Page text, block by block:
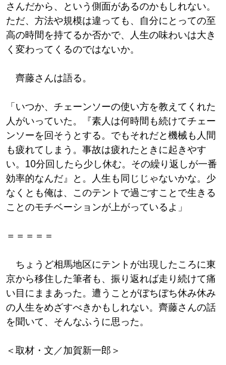
さんだから、という側面があるのかもしれない。
ただ、方法や規模は違っても、自分にとっての至
高の時間を持てるか否かで、人生の味わいは大き
く変わってくるのではないか。
齊藤さんは語る。
「いつか、チェーンソーの使い方を教えてくれた
人がいっていた。『素人は何時間も続けてチェー
ンソーを回そうとする。でもそれだと機械も人間
も疲れてしまう。事故は疲れたときに起きやす
い。10分回したら少し休む。その繰り返しが一番
効率的なんだ』と。人生も同じじゃないかな。少
なくとも俺は、このテントで過ごすことで生きる
ことのモチベーションが上がっているよ」
＝＝＝＝＝
ちょうど相馬地区にテントが出現したころに東
京から移住した筆者も、振り返れば走り続けて痛
い目にままあった。遭うことがぼちぼち休み休み
の人生をめざすべきかもしれない。齊藤さんの話
を聞いて、そんなふうに思った。